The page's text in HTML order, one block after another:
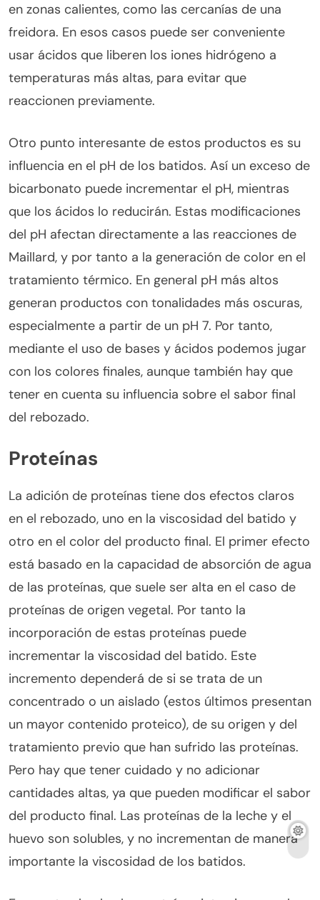
en zonas calientes, como las cercanías de una
freidora. En esos casos puede ser conveniente
usar ácidos que liberen los iones hidrógeno a
temperaturas más altas, para evitar que
reaccionen previamente.
Otro punto interesante de estos productos es su
influencia en el pH de los batidos. Así un exceso de
bicarbonato puede incrementar el pH, mientras
que los ácidos lo reducirán. Estas modificaciones
del pH afectan directamente a las reacciones de
Maillard, y por tanto a la generación de color en el
tratamiento térmico. En general pH más altos
generan productos con tonalidades más oscuras,
especialmente a partir de un pH 7. Por tanto,
mediante el uso de bases y ácidos podemos jugar
con los colores finales, aunque también hay que
tener en cuenta su influencia sobre el sabor final
del rebozado.
Proteínas
La adición de proteínas tiene dos efectos claros
en el rebozado, uno en la viscosidad del batido y
otro en el color del producto final. El primer efecto
está basado en la capacidad de absorción de agua
de las proteínas, que suele ser alta en el caso de
proteínas de origen vegetal. Por tanto la
incorporación de estas proteínas puede
incrementar la viscosidad del batido. Este
incremento dependerá de si se trata de un
concentrado o un aislado (estos últimos presentan
un mayor contenido proteico), de su origen y del
tratamiento previo que han sufrido las proteínas.
Pero hay que tener cuidado y no adicionar
cantidades altas, ya que pueden modificar el sabor
del producto final. Las proteínas de la leche y el
huevo son solubles, y no incrementan de manera
importante la viscosidad de los batidos.